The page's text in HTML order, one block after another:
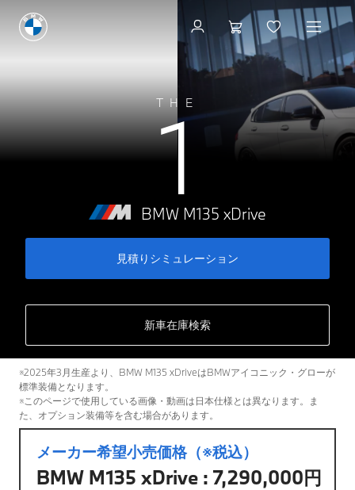
THE
1
BMW M135 xDrive
見積りシミュレーション
新車在庫検索
※2025年3月生産より、BMW M135 xDriveはBMWアイコニック・グローが
標準装備となります。
※このページで使用している画像・動画は日本仕様とは異なります。ま
た、オプション装備等を含む場合があります。
見積りシミュレーション
メーカー希望小売価格（※税込）
BMW M135 xDrive : 7,290,000円